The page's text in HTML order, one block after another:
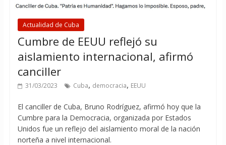
Actualidad de Cuba
Cumbre de EEUU reflejó su
aislamiento internacional, afirmó
canciller
31/03/2023 Cuba, democracia, EEUU
El canciller de Cuba, Bruno Rodríguez, afirmó hoy que la
Cumbre para la Democracia, organizada por Estados
Unidos fue un reflejo del aislamiento moral de la nación
norteña a nivel internacional.